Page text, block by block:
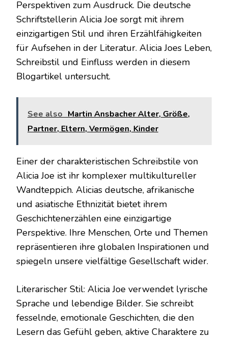
Perspektiven zum Ausdruck. Die deutsche
Schriftstellerin Alicia Joe sorgt mit ihrem
einzigartigen Stil und ihren Erzählfähigkeiten
für Aufsehen in der Literatur. Alicia Joes Leben,
Schreibstil und Einfluss werden in diesem
Blogartikel untersucht.
See also Martin Ansbacher Alter, Größe,
Partner, Eltern, Vermögen, Kinder
Einer der charakteristischen Schreibstile von
Alicia Joe ist ihr komplexer multikultureller
Wandteppich. Alicias deutsche, afrikanische
und asiatische Ethnizität bietet ihrem
Geschichtenerzählen eine einzigartige
Perspektive. Ihre Menschen, Orte und Themen
repräsentieren ihre globalen Inspirationen und
spiegeln unsere vielfältige Gesellschaft wider.
Literarischer Stil: Alicia Joe verwendet lyrische
Sprache und lebendige Bilder. Sie schreibt
fesselnde, emotionale Geschichten, die den
Lesern das Gefühl geben, aktive Charaktere zu